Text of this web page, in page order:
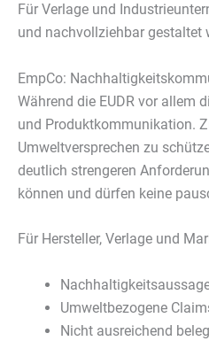
Für Verlage und
und nachvollziehbar gestaltet
EmpCo:
Während die EUDR vor allem
und Produktkommunikation.
Umweltversprechen zu
deutlich strengeren
können und dürfen keine
Für Hersteller, Verlage und
Umweltbezogene
Nicht ausreichend